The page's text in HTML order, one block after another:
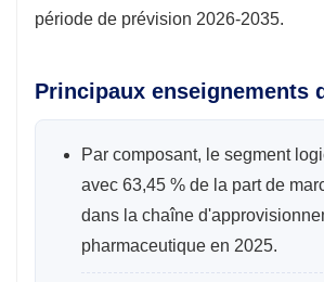
période de prévision 2026-2035.
Principaux enseignements
Par composant, le segment
avec 63,45 % de la part de
dans la chaîne
pharmaceutique en 2025.